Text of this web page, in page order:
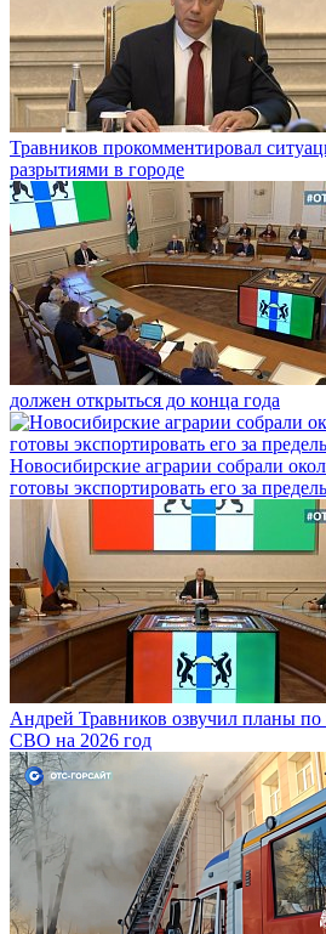
Травников прокомментировал
разрытиями в городе
должен открыться до конца года
Новосибирские аграрии собрали
готовы экспортировать его за
Андрей Травников озвучил планы по
СВО на 2026 год